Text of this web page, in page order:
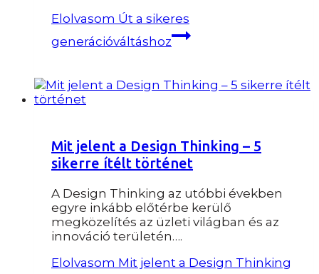
Elolvasom Út a sikeres
generációváltáshoz
Mit jelent a Design Thinking – 5
sikerre ítélt történet
A Design Thinking az utóbbi években
egyre inkább előtérbe kerülő
megközelítés az üzleti világban és az
innováció területén….
Elolvasom Mit jelent a Design Thinking